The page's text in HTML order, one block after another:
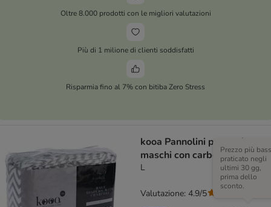
Oltre 8.000 prodotti con le migliori valutazioni
Più di 1 milione di clienti soddisfatti
Risparmia fino al 7% con bitiba Zero Stress
kooa Pannolini per cani
maschi con carbone vegetale
L
Prezzo più
praticato negli
ultimi 30 gg,
prima dello
sconto.
Valutazione: 4.9/5